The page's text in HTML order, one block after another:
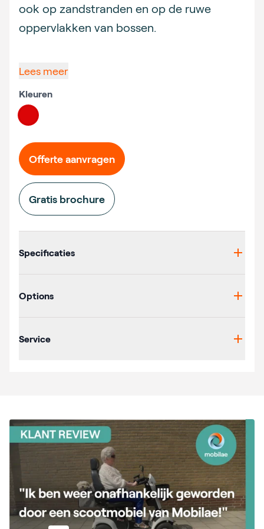
ook op zandstranden en op de ruwe
oppervlakken van bossen.
Lees meer
Kleuren
Choose a color
#db0507
Offerte aanvragen
Gratis brochure
Specificaties
Options
Service